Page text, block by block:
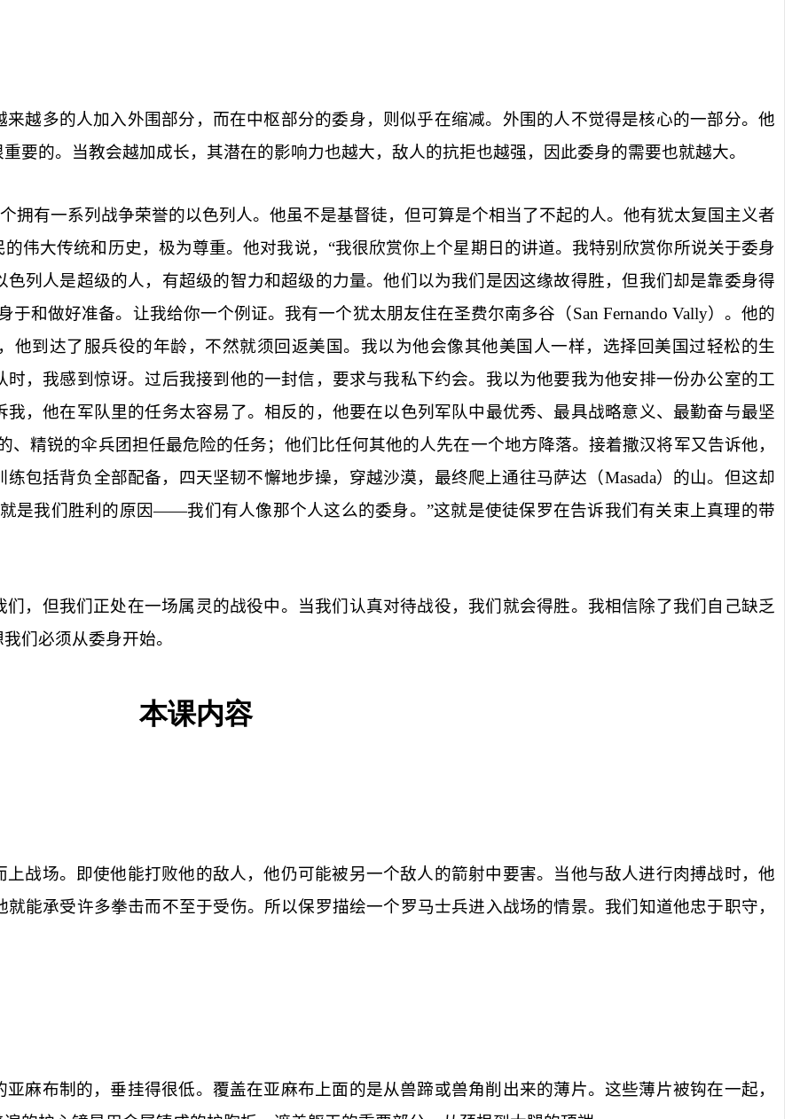
越多的人加入外围部分，而在中枢部分的委身，则似乎在缩减。外围的人不觉得是核心的一部分。他
要的。当教会越加成长，其潜在的影响力也越大，敌人的抗拒也越强，因此委身的需要也就越大。
拥有一系列战争荣誉的以色列人。他虽不是基督徒，但可算是个相当了不起的人。他有犹太复国主义者
伟大传统和历史，极为尊重。他对我说，“我很欣赏你上个星期日的讲道。我特别欣赏你所说关于委身
列人是超级的人，有超级的智力和超级的力量。他们以为我们是因这缘故得胜，但我们却是靠委身得
于和做好准备。让我给你一个例证。我有一个犹太朋友住在圣费尔南多谷（San Fernando Vally）。他的
他到达了服兵役的年龄，不然就须回返美国。我以为他会像其他美国人一样，选择回美国过轻松的生
，我感到惊讶。过后我接到他的一封信，要求与我私下约会。我以为他要我为他安排一份办公室的工
，他在军队里的任务太容易了。相反的，他要在以色列军队中最优秀、最具战略意义、最勤奋与最坚
精锐的伞兵团担任最危险的任务；他们比任何其他的人先在一个地方降落。接着撒汉将军又告诉他，
包括背负全部配备，四天坚韧不懈地步操，穿越沙漠，最终爬上通往马萨达（Masada）的山。但这却
是我们胜利的原因——我们有人像那个人这么的委身。”这就是使徒保罗在告诉我们有关束上真理的带
，但我们正处在一场属灵的战役中。当我们认真对待战役，我们就会得胜。我相信除了我们自己缺乏
们必须从委身开始。
本课内容
战场。即使他能打败他的敌人，他仍可能被另一个敌人的箭射中要害。当他与敌人进行肉搏战时，他
能承受许多拳击而不至于受伤。所以保罗描绘一个罗马士兵进入战场的情景。我们知道他忠于职守，
麻布制的，垂挂得很低。覆盖在亚麻布上面的是从兽蹄或兽角削出来的薄片。这些薄片被钩在一起，